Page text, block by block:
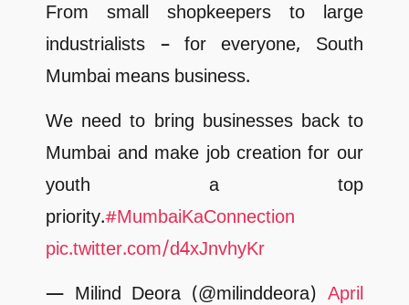
From small shopkeepers to large
industrialists – for everyone, South
Mumbai means business.
We need to bring businesses back to
Mumbai and make job creation for our
youth a top
priority.#MumbaiKaConnection
pic.twitter.com/d4xJnvhyKr
— Milind Deora (@milinddeora) April